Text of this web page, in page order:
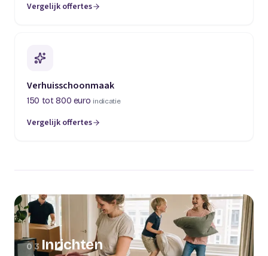
Vergelijk offertes
(opent in een nieuw tabblad)
Verhuisschoonmaak
150 tot 800 euro indicatie
Vergelijk offertes
(opent in een nieuw tabblad)
03 Inrichten